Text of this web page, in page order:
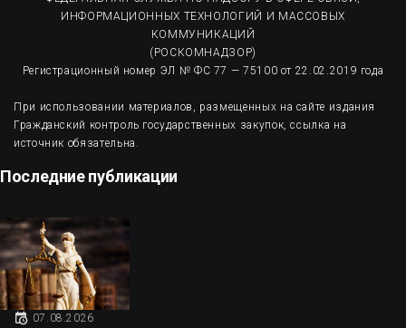
ИНФОРМАЦИОННЫХ ТЕХНОЛОГИЙ И МАССОВЫХ
КОММУНИКАЦИЙ
(РОСКОМНАДЗОР)
Регистрационный номер ЭЛ № ФС 77 — 75100 от 22.02.2019 года
При использовании материалов, размещенных на сайте издания
Гражданский контроль государственных закупок, ссылка на
источник обязательна.
Последние публикации
07.08.2026